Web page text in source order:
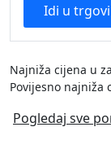
Idi u
Najniža cijena u
Povijesno najniža
Pogledaj sve